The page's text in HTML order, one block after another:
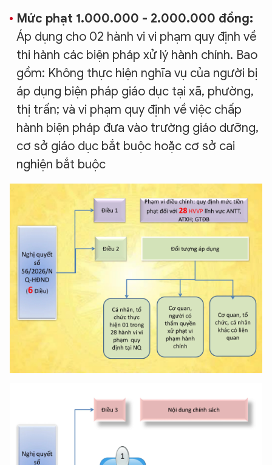
Mức phạt 1.000.000 - 2.000.000 đồng:
Áp dụng cho 02 hành vi vi phạm quy định về
thi hành các biện pháp xử lý hành chính. Bao
gồm: Không thực hiện nghĩa vụ của người bị
áp dụng biện pháp giáo dục tại xã, phường,
thị trấn; và vi phạm quy định về việc chấp
hành biện pháp đưa vào trường giáo dưỡng,
cơ sở giáo dục bắt buộc hoặc cơ sở cai
nghiện bắt buộc